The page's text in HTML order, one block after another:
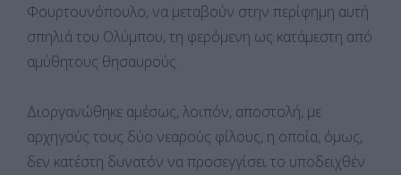
Φουρτουνόπουλο, να μεταβούν στην περίφημη αυτή
σπηλιά του Ολύμπου, τη φερόμενη ως κατάμεστη από
αμύθητους θησαυρούς.
Διοργανώθηκε αμέσως, λοιπόν, αποστολή, με
αρχηγούς τους δύο νεαρούς φίλους, η οποία, όμως,
δεν κατέστη δυνατόν να προσεγγίσει το υποδειχθέν